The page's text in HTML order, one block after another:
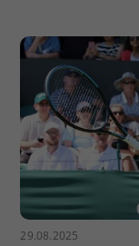
29.08.2025